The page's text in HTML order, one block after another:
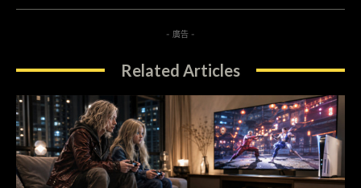
- 廣告 -
Related Articles